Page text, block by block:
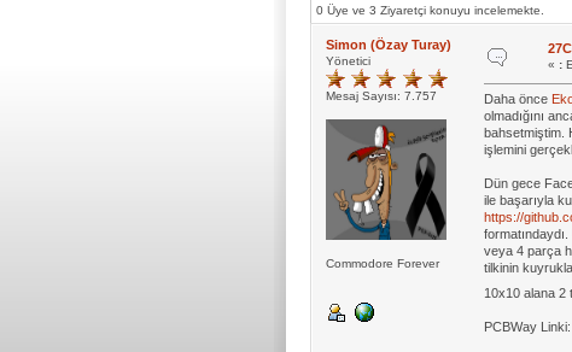
0 Üye ve 3 Ziyaretçi konuyu incelemekte.
Simon (Özay Turay)
Yönetici
Mesaj Sayısı: 7.757
Commodore Forever
« :
Daha önce
olmadığını
bahsetmiştim.
işlemini
Dün gece
ile başarıyla
https://
veya 4 parça
tilkinin
10x10 alana 2
PCBWay Linki: